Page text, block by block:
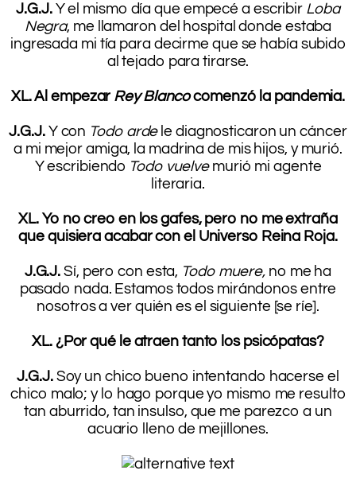
J.G.J.Y el mismo día que empecé a escribir Loba
Negra, me llamaron del hospital donde estaba
ingresada mi tía para decirme que se había subido
al tejado para tirarse.
XL. Al empezar Rey Blancocomenzó la pandemia.
J.G.J.Y con Todo ardele diagnosticaron un cáncer
a mi mejor amiga, la madrina de mis hijos, y murió.
Y escribiendo Todo vuelvemurió mi agente
literaria.
XL. Yo no creo en los gafes, pero no me extraña
que quisiera acabar con el Universo Reina Roja.
J.G.J. Sí, pero con esta, Todo muere, no me ha
pasado nada. Estamos todos mirándonos entre
nosotros a ver quién es el siguiente [se ríe].
XL. ¿Por qué le atraen tanto los psicópatas?
J.G.J.Soy un chico bueno intentando hacerse el
chico malo; y lo hago porque yo mismo me resulto
tan aburrido, tan insulso, que me parezco a un
acuario lleno de mejillones.